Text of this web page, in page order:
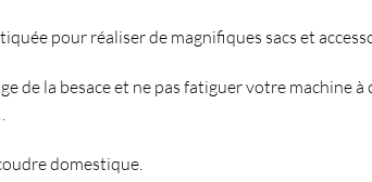
pour réaliser de magnifiques sacs et
de la besace et ne pas fatiguer votre machine
domestique